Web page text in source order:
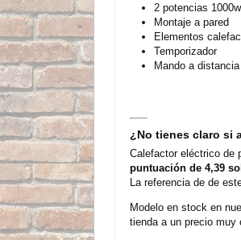
2 potencias
Montaje a pared
Elementos
Temporizador
Mando a distancia
¿No tienes claro si
Calefactor eléctrico de
puntuación de 4,39
La referencia de de
Modelo en stock en
tienda a un precio muy